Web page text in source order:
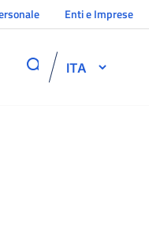
Enti e Imprese
ITA